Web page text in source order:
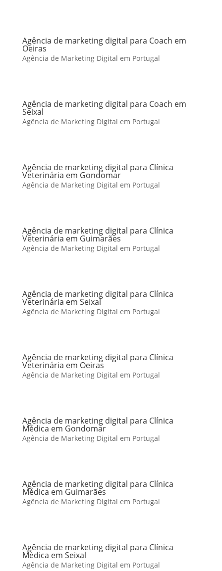
Agência de marketing digital para Coach em
Oeiras
Agência de Marketing Digital em Portugal
Agência de marketing digital para Coach em
Seixal
Agência de Marketing Digital em Portugal
Agência de marketing digital para Clínica
Veterinária em Gondomar
Agência de Marketing Digital em Portugal
Agência de marketing digital para Clínica
Veterinária em Guimarães
Agência de Marketing Digital em Portugal
Agência de marketing digital para Clínica
Veterinária em Seixal
Agência de Marketing Digital em Portugal
Agência de marketing digital para Clínica
Veterinária em Oeiras
Agência de Marketing Digital em Portugal
Agência de marketing digital para Clínica
Médica em Gondomar
Agência de Marketing Digital em Portugal
Agência de marketing digital para Clínica
Médica em Guimarães
Agência de Marketing Digital em Portugal
Agência de marketing digital para Clínica
Médica em Seixal
Agência de Marketing Digital em Portugal